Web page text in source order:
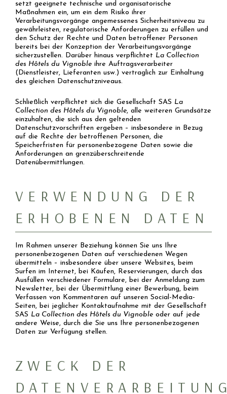
setzt geeignete technische und organisatorische
Maßnahmen ein, um ein dem Risiko ihrer
Verarbeitungsvorgänge angemessenes Sicherheitsniveau zu
gewährleisten, regulatorische Anforderungen zu erfüllen und
den Schutz der Rechte und Daten betroffener Personen
bereits bei der Konzeption der Verarbeitungsvorgänge
sicherzustellen. Darüber hinaus verpflichtet La Collection
des Hôtels du Vignobleihre Auftragsverarbeiter
(Dienstleister, Lieferanten usw.) vertraglich zur Einhaltung
des gleichen Datenschutzniveaus.
Schließlich verpflichtet sich die Gesellschaft SAS La
Collection des Hôtels du Vignoble, alle weiteren Grundsätze
einzuhalten, die sich aus den geltenden
Datenschutzvorschriften ergeben – insbesondere in Bezug
auf die Rechte der betroffenen Personen, die
Speicherfristen für personenbezogene Daten sowie die
Anforderungen an grenzüberschreitende
Datenübermittlungen.
VERWENDUNG DER
ERHOBENEN DATEN
Im Rahmen unserer Beziehung können Sie uns Ihre
personenbezogenen Daten auf verschiedenen Wegen
übermitteln – insbesondere über unsere Websites, beim
Surfen im Internet, bei Käufen, Reservierungen, durch das
Ausfüllen verschiedener Formulare, bei der Anmeldung zum
Newsletter, bei der Übermittlung einer Bewerbung, beim
Verfassen von Kommentaren auf unseren Social-Media-
Seiten, bei jeglicher Kontaktaufnahme mit der Gesellschaft
SAS La Collection des Hôtels du Vignobleoder auf jede
andere Weise, durch die Sie uns Ihre personenbezogenen
Daten zur Verfügung stellen.
ZWECK DER